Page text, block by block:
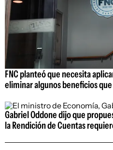
FNC planteó que necesita
eliminar algunos beneficios
Gabriel Oddone dijo que
la Rendición de Cuentas